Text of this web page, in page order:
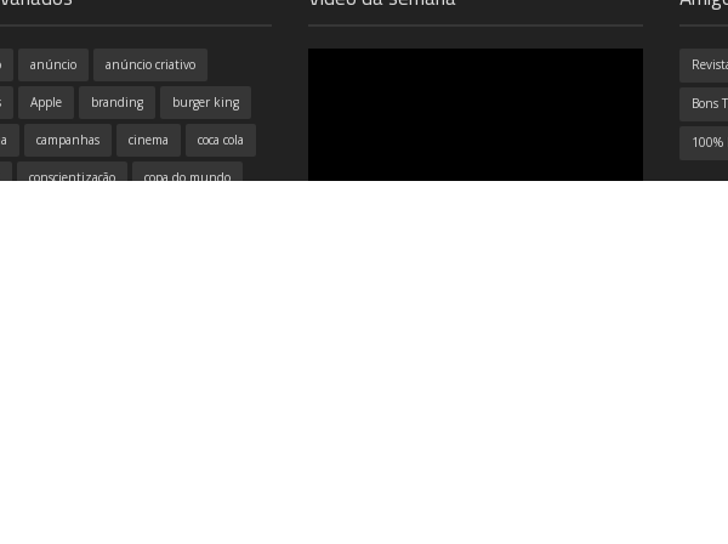
anúncio anúncio criativo
Apple branding burger king
campanhas cinema coca cola
conscientização copa do mundo
Bons
100%